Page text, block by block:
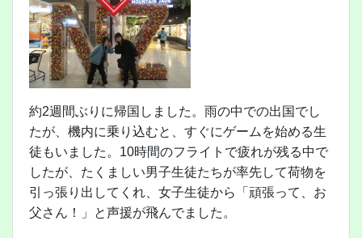
約2週間ぶりに帰国しました。雨の中での出国でし
たが、機内に乗り込むと、すぐにゲームを始める生
徒もいました。10時間のフライトで疲れが残る中で
したが、たくましい男子生徒たちが率先して荷物を
引っ張り出してくれ、女子生徒から「頑張って、お
父さん！」と声援が飛んでました。